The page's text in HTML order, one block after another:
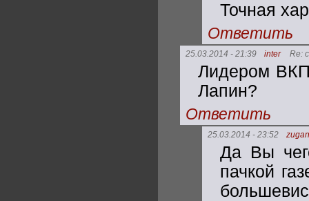
Точная
Ответить
25.03.2014 - 21:39 inter Re:
Лидером
Лапин?
Ответить
25.03.2014 - 23:52
Да Вы
пачкой